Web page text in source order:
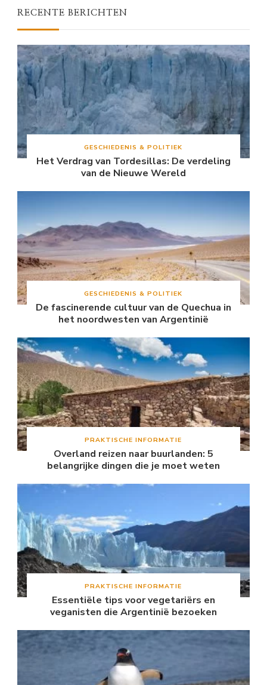
RECENTE BERICHTEN
GESCHIEDENIS & POLITIEK
Het Verdrag van Tordesillas: De verdeling
van de Nieuwe Wereld
GESCHIEDENIS & POLITIEK
De fascinerende cultuur van de Quechua in
het noordwesten van Argentinië
PRAKTISCHE INFORMATIE
Overland reizen naar buurlanden: 5
belangrijke dingen die je moet weten
PRAKTISCHE INFORMATIE
Essentiële tips voor vegetariërs en
veganisten die Argentinië bezoeken